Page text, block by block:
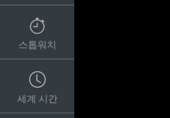
스톱워치
세계 시간